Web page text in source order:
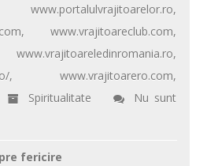
www.portalulvrajitoarelor.ro,
,www.vrajitoareclub.com,
www.vrajitoareledinromania.ro,
,www.vrajitoarero.com,
Spiritualitate
Nu sunt
fericire